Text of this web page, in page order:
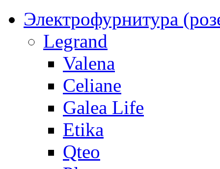
Электрофурнитура
Legrand
Valena
Celiane
Galea Life
Etika
Qteo